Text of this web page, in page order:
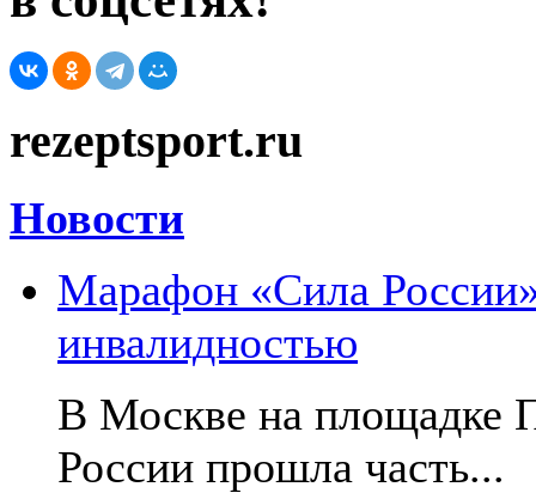
rezeptsport.ru
Новости
Марафон «Сила
инвалидностью
В Москве на площадке
России прошла часть...